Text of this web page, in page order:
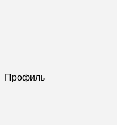
Профиль